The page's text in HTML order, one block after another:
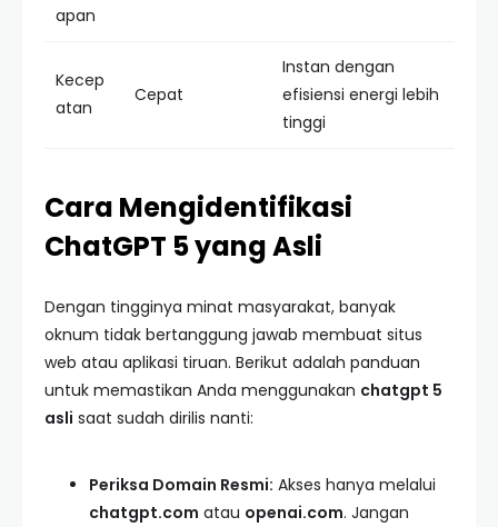
apan
Kecep
atan
Cepat
Instan dengan
efisiensi energi lebih
tinggi
Cara Mengidentifikasi
ChatGPT 5 yang Asli
Dengan tingginya minat masyarakat, banyak
oknum tidak bertanggung jawab membuat situs
web atau aplikasi tiruan. Berikut adalah panduan
untuk memastikan Anda menggunakan chatgpt 5
asli saat sudah dirilis nanti:
Periksa Domain Resmi: Akses hanya melalui
chatgpt.com atau openai.com. Jangan